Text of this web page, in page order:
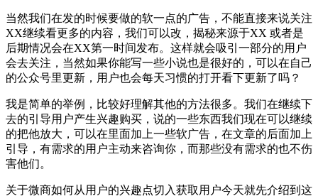
当然我们在发的时候要做的软一点的广告，不能直接来说关注
XX继续看更多的内容，我们可以改，揭秘来源于XX 或者是
后期情况会在XX第一时间发布。这样就会吸引一部分的用户
会去关注，当然如果你能写一些小说也是很好的，可以在自己
的公众号里更新，用户也会每天习惯的打开看下更新了吗？
我是简单的举例，比较好理解其他的方法很多。我们在继续下
去的引导用户产生兴趣购买，说的一些东西我们现在可以继续
的把他放大，可以在里面加上一些软广告，在文章的后面加上
引导，有需求的用户主动来咨询你，而那些没有需求的也不伤
害他们。
关于微商如何从用户的兴趣点切入获取用户今天就先介绍到这